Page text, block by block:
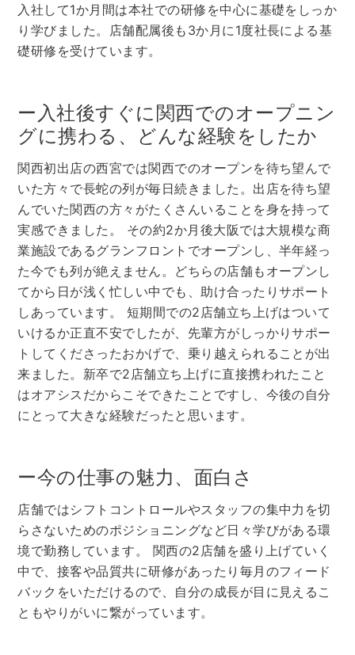
入社して1か月間は本社での研修を中心に基礎をしっか
り学びました。店舗配属後も3か月に1度社長による基
礎研修を受けています。
ー入社後すぐに関西でのオープニン
グに携わる、どんな経験をしたか
関西初出店の西宮では関西でのオープンを待ち望んで
いた方々で長蛇の列が毎日続きました。出店を待ち望
んでいた関西の方々がたくさんいることを身を持って
実感できました。 その約2か月後大阪では大規模な商
業施設であるグランフロントでオープンし、半年経っ
た今でも列が絶えません。どちらの店舗もオープンし
てから日が浅く忙しい中でも、助け合ったりサポート
しあっています。 短期間での2店舗立ち上げはついて
いけるか正直不安でしたが、先輩方がしっかりサポー
トしてくださったおかげで、乗り越えられることが出
来ました。新卒で2店舗立ち上げに直接携われたこと
はオアシスだからこそできたことですし、今後の自分
にとって大きな経験だったと思います。
ー今の仕事の魅力、面白さ
店舗ではシフトコントロールやスタッフの集中力を切
らさないためのポジショニングなど日々学びがある環
境で勤務しています。 関西の2店舗を盛り上げていく
中で、接客や品質共に研修があったり毎月のフィード
バックをいただけるので、自分の成長が目に見えるこ
ともやりがいに繋がっています。